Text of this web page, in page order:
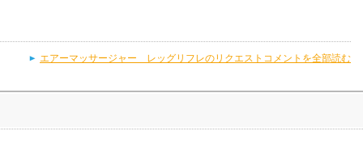
エアーマッサージャー レッグリフレのリクエストコメントを全部読む